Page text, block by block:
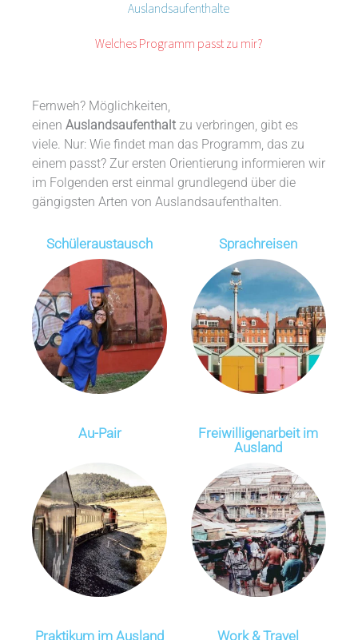
Auslandsaufenthalte
Welches Programm passt zu mir?
Fernweh? Möglichkeiten,
einenAuslandsaufenthalt zu verbringen, gibt es
viele. Nur: Wie findet man das Programm, das zu
einem passt? Zur ersten Orientierung informieren wir
im Folgenden erst einmal grundlegend über die
gängigsten Arten von Auslandsaufenthalten.
Schüleraustausch Sprachreisen
Au-Pair
Freiwilligen­arbeit im
Ausland
Praktikum im Ausland Work & Travel